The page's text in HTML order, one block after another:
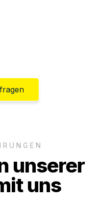
unserer
uns